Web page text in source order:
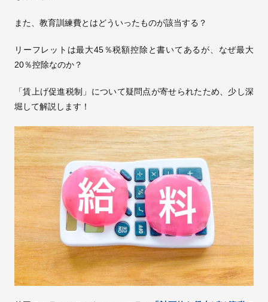
また、教育訓練費とはどういったものが該当する？
リーフレットは最大45％税額控除と書いてあるが、なぜ最大
20％控除なのか？
「賃上げ促進税制」について疑問点が寄せられたため、少し深
堀して解説します！